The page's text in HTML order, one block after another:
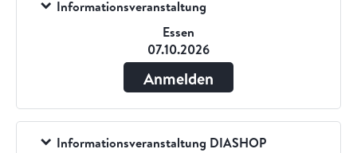
Informationsveranstaltung
Essen
07.10.2026
Anmelden
Informationsveranstaltung DIASHOP